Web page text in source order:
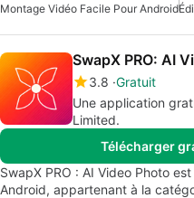
Montage Vidéo Facile Pour Android
SwapX PRO: AI
3.8 Gratuit
Une application
Limited.
Télécharger
SwapX PRO : AI Video Photo
Android, appartenant à la